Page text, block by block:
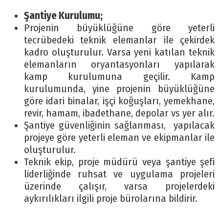
Şantiye Kurulumu;
Projenin büyüklüğüne göre yeterli
tecrübedeki teknik elemanlar ile çekirdek
kadro oluşturulur. Varsa yeni katılan teknik
elemanların oryantasyonları yapılarak
kamp kurulumuna geçilir. Kamp
kurulumunda, yine projenin büyüklüğüne
göre idari binalar, işçi koğuşları, yemekhane,
revir, hamam, ibadethane, depolar vs yer alır.
Şantiye güvenliğinin sağlanması, yapılacak
projeye göre yeterli eleman ve ekipmanlar ile
oluşturulur.
Teknik ekip, proje müdürü veya şantiye şefi
liderliğinde ruhsat ve uygulama projeleri
üzerinde çalışır, varsa projelerdeki
aykırılıkları ilgili proje bürolarına bildirir.